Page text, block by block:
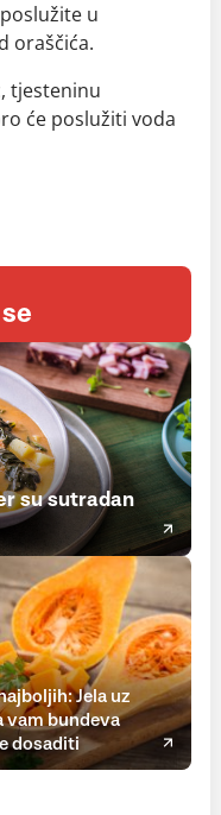
u
oraščića.
tjesteninu
će poslužiti voda
su sutradan
Jela uz
vam bundeva
dosaditi